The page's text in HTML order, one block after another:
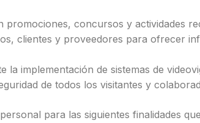
promociones, concursos y actividades
clientes y proveedores para ofrecer
la implementación de sistemas de
de todos los visitantes y
para las siguientes finalidades